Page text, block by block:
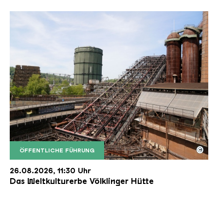
ÖFFENTLICHE FÜHRUNG
Der Erzschrägaufzug der Völklinger Hütte mit
Copyright: Weltkulturerbe Völklinger Hütte | Karl
©
26.08.2026, 11:30 Uhr
Das Weltkulturerbe Völklinger Hütte